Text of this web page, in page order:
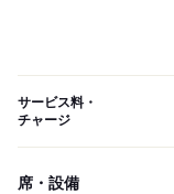
サービス料・
チャージ
席・設備